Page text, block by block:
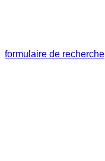
formulaire de recherche